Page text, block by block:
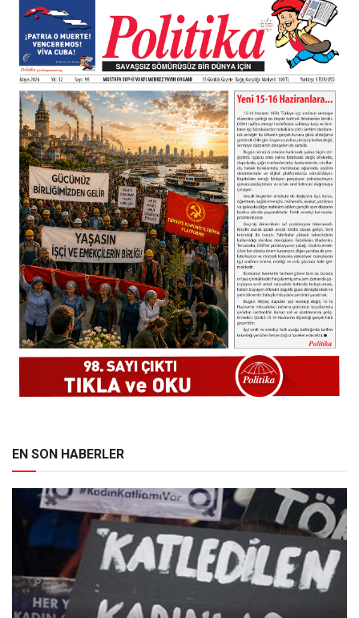
EN SON HABERLER